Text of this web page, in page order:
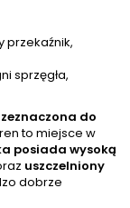
przekaźnik,
sprzęgła,
do
to miejsce w
posiada wysoką
uszczelniony
dobrze